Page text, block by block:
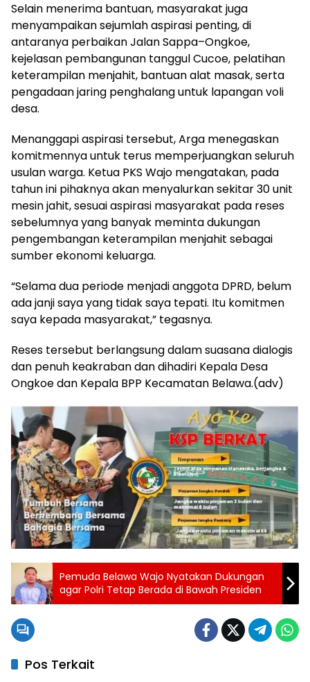
Selain menerima bantuan, masyarakat juga
menyampaikan sejumlah aspirasi penting, di
antaranya perbaikan Jalan Sappa–Ongkoe,
kejelasan pembangunan tanggul Cucoe, pelatihan
keterampilan menjahit, bantuan alat masak, serta
pengadaan jaring penghalang untuk lapangan voli
desa.
Menanggapi aspirasi tersebut, Arga menegaskan
komitmennya untuk terus memperjuangkan seluruh
usulan warga. Ketua PKS Wajo mengatakan, pada
tahun ini pihaknya akan menyalurkan sekitar 30 unit
mesin jahit, sesuai aspirasi masyarakat pada reses
sebelumnya yang banyak meminta dukungan
pengembangan keterampilan menjahit sebagai
sumber ekonomi keluarga.
“Selama dua periode menjadi anggota DPRD, belum
ada janji saya yang tidak saya tepati. Itu komitmen
saya kepada masyarakat,” tegasnya.
Reses tersebut berlangsung dalam suasana dialogis
dan penuh keakraban dan dihadiri Kepala Desa
Ongkoe dan Kepala BPP Kecamatan Belawa.(adv)
Pemuda Belawa Wajo Nyatakan Dukungan
agar Polri Tetap Berada di Bawah Presiden
Pos Terkait